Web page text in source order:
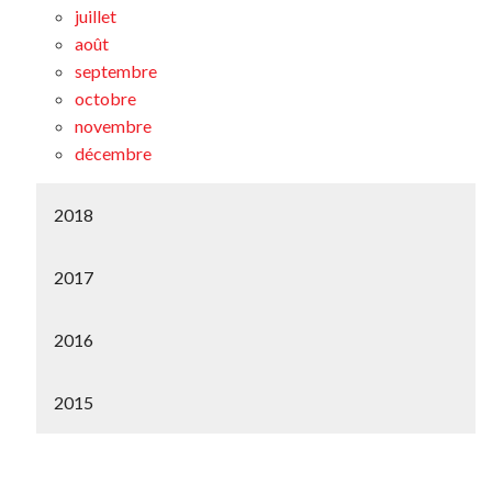
juillet
août
septembre
octobre
novembre
décembre
2018
2017
2016
2015